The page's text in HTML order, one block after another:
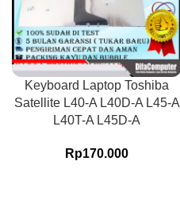
Keyboard Laptop Toshiba
Satellite L40-A L40D-A L45-A
L40T-A L45D-A
Rp170.000